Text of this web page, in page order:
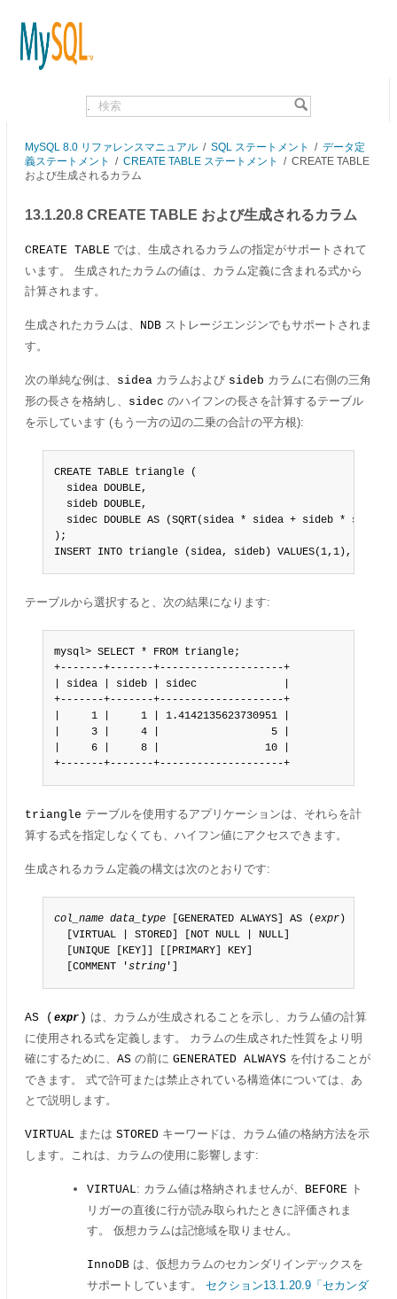
MySQL 8.0 リファレンスマニュアル / SQL ステートメント / データ定
義ステートメント
/ CREATE TABLE ステートメント / CREATE TABLE
および生成されるカラム
13.1.20.8 CREATE TABLE および生成されるカラム
CREATE TABLE では、生成されるカラムの指定がサポートされて
います。 生成されたカラムの値は、カラム定義に含まれる式から
計算されます。
生成されたカラムは、 NDB ストレージエンジンでもサポートされま
す。
次の単純な例は、 sidea カラムおよび sideb カラムに右側の三角
形の長さを格納し、 sidec のハイフンの長さを計算するテーブル
を示しています (もう一方の辺の二乗の合計の平方根):
CREATE TABLE triangle (
  sidea DOUBLE,
  sideb DOUBLE,
  sidec DOUBLE AS (SQRT(sidea * sidea + sideb * sideb))
);
INSERT INTO triangle (sidea, sideb)
テーブルから選択すると、次の結果になります:
mysql> SELECT * FROM triangle;
+-------+-------+--------------------+
| sidea | sideb | sidec              |
+-------+-------+--------------------+
|     1 |     1 | 1.4142135623730951 |
|     3 |     4 |                  5 |
|     6 |     8 |                 10 |
+-------+-------+--------------------+
triangle テーブルを使用するアプリケーションは、それらを計
算する式を指定しなくても、ハイフン値にアクセスできます。
生成されるカラム定義の構文は次のとおりです:
col_name data_type [GENERATED ALWAYS] AS (expr )
  [VIRTUAL | STORED] [NOT NULL | NULL]
  [UNIQUE [KEY]] [[PRIMARY] KEY]
  [COMMENT '
string ']
AS ( expr ) は、カラムが生成されることを示し、カラム値の計算
に使用される式を定義します。 カラムの生成された性質をより明
確にするために、 AS の前に GENERATED ALWAYS を付けることが
できます。 式で許可または禁止されている構造体については、あ
とで説明します。
VIRTUAL または STORED キーワードは、カラム値の格納方法を示
します。これは、カラムの使用に影響します:
VIRTUAL: カラム値は格納されませんが、 BEFORE ト
リガーの直後に行が読み取られたときに評価されま
す。 仮想カラムは記憶域を取りません。
InnoDB は、仮想カラムのセカンダリインデックスを
サポートしています。 セクション13.1.20.9「セカンダ